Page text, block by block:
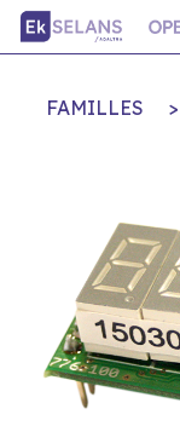
FAMILLES >